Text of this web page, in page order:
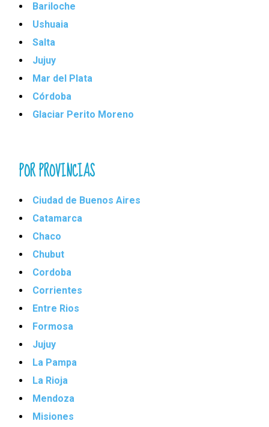
Bariloche
Ushuaia
Salta
Jujuy
Mar del Plata
Córdoba
Glaciar Perito Moreno
POR PROVINCIAS
Ciudad de Buenos Aires
Catamarca
Chaco
Chubut
Cordoba
Corrientes
Entre Rios
Formosa
Jujuy
La Pampa
La Rioja
Mendoza
Misiones